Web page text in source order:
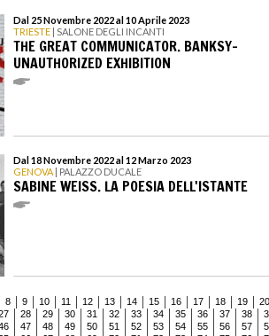
Dal 25 Novembre 2022 al 10 Aprile 2023
TRIESTE | SALONE DEGLI INCANTI
THE GREAT COMMUNICATOR. BANKSY-
UNAUTHORIZED EXHIBITION
Dal 18 Novembre 2022 al 12 Marzo 2023
GENOVA | PALAZZO DUCALE
SABINE WEISS. LA POESIA DELL'ISTANTE
8 9 10 11 12 13 14 15 16 17 18 19
20
28 29 30 31 32 33 34 35 36 37 38
47 48 49 50 51 52 53 54 55 56 57